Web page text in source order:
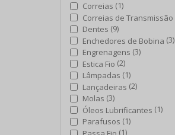
Correias (1)
Correias de Transmissão
Dentes (9)
Enchedores de Bobina (3)
Engrenagens (3)
Estica Fio (2)
Lâmpadas (1)
Lançadeiras (2)
Molas (3)
Óleos Lubrificantes (1)
Parafusos (1)
(1)